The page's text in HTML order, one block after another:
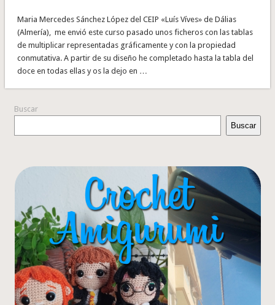
Maria Mercedes Sánchez López del CEIP «Luís Víves» de Dálias
(Almería), me envió este curso pasado unos ficheros con las tablas
de multiplicar representadas gráficamente y con la propiedad
conmutativa. A partir de su diseño he completado hasta la tabla del
doce en todas ellas y os la dejo en …
Buscar
Buscar